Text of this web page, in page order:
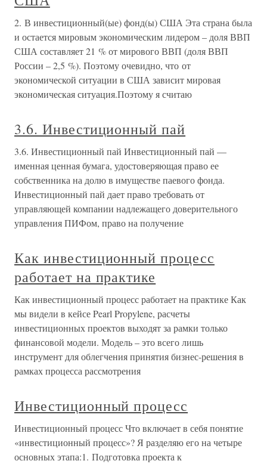
2. В инвестиционный(ые) фонд(ы) США Эта страна была
и остается мировым экономическим лидером – доля ВВП
США составляет 21 % от мирового ВВП (доля ВВП
России – 2,5 %). Поэтому очевидно, что от
экономической ситуации в США зависит мировая
экономическая ситуация.Поэтому я считаю
3.6. Инвестиционный пай
3.6. Инвестиционный пай Инвестиционный пай —
именная ценная бумага, удостоверяющая право ее
собственника на долю в имуществе паевого фонда.
Инвестиционный пай дает право требовать от
управляющей компании надлежащего доверительного
управления ПИФом, право на получение
Как инвестиционный процесс
работает на практике
Как инвестиционный процесс работает на практике Как
мы видели в кейсе Pearl Propylene, расчеты
инвестиционных проектов выходят за рамки только
финансовой модели. Модель – это всего лишь
инструмент для облегчения принятия бизнес-решения в
рамках процесса рассмотрения
Инвестиционный процесс
Инвестиционный процесс Что включает в себя понятие
«инвестиционный процесс»? Я разделяю его на четыре
основных этапа:1. Подготовка проекта к